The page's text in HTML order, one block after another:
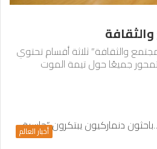
والثقافة” ثلاثة أقسام تحتوي
جميعًا حول تيمة الموت
أخبار العالم